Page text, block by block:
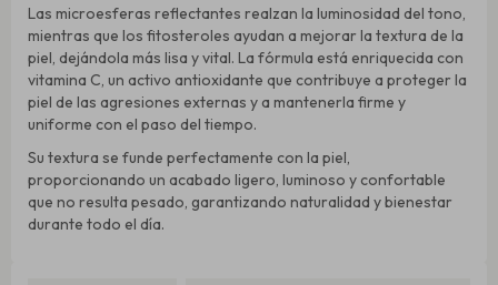
Las microesferas reflectantes realzan la luminosidad del tono,
mientras que los fitosteroles ayudan a mejorar la textura de la
piel, dejándola más lisa y vital. La fórmula está enriquecida con
vitamina C, un activo antioxidante que contribuye a proteger la
piel de las agresiones externas y a mantenerla firme y
uniforme con el paso del tiempo.
Su textura se funde perfectamente con la piel,
proporcionando un acabado ligero, luminoso y confortable
que no resulta pesado, garantizando naturalidad y bienestar
durante todo el día.